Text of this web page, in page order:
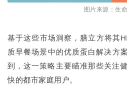
图片来源：生
基于这些市场洞察，膳立方将其
质早餐场景中的优质蛋白解决方
到，这一策略主要瞄准那些关注
快的都市家庭用户。